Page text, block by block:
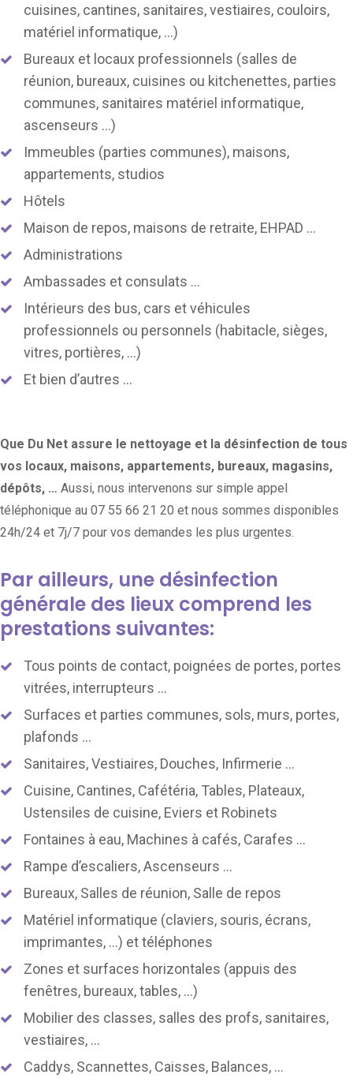
cuisines, cantines, sanitaires, vestiaires, couloirs,
matériel informatique, …)
Bureaux et locaux professionnels (salles de
réunion, bureaux, cuisines ou kitchenettes, parties
communes, sanitaires matériel informatique,
ascenseurs …)
Immeubles (parties communes), maisons,
appartements, studios
Hôtels
Maison de repos, maisons de retraite, EHPAD …
Administrations
Ambassades et consulats …
Intérieurs des bus, cars et véhicules
professionnels ou personnels (habitacle, sièges,
vitres, portières, …)
Et bien d’autres …
Que Du Net assure le nettoyage et la désinfection de tous
vos locaux, maisons, appartements, bureaux, magasins,
dépôts, … Aussi, nous intervenons sur simple appel
téléphonique au 07 55 66 21 20 et nous sommes disponibles
24h/24 et 7j/7 pour vos demandes les plus urgentes.
Par ailleurs, une désinfection
générale des lieux comprend les
prestations suivantes:
Tous points de contact, poignées de portes, portes
vitrées, interrupteurs …
Surfaces et parties communes, sols, murs, portes,
plafonds …
Sanitaires, Vestiaires, Douches, Infirmerie …
Cuisine, Cantines, Cafétéria, Tables, Plateaux,
Ustensiles de cuisine, Eviers et Robinets
Fontaines à eau, Machines à cafés, Carafes …
Rampe d’escaliers, Ascenseurs …
Bureaux, Salles de réunion, Salle de repos
Matériel informatique (claviers, souris, écrans,
imprimantes, …) et téléphones
Zones et surfaces horizontales (appuis des
fenêtres, bureaux, tables, …)
Mobilier des classes, salles des profs, sanitaires,
vestiaires, …
Caddys, Scannettes, Caisses, Balances, …